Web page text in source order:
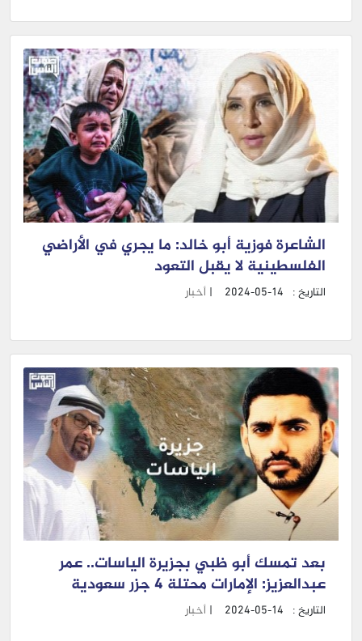
الشاعرة فوزية أبو خالد: ما يجري في الأراضي
الفلسطينية لا يقبل التعود
التاريخ : 2024-05-14
| أخبار
بعد تمسك أبو ظبي بجزيرة الياسات.. عمر
عبدالعزيز: الإمارات محتلة 4 جزر سعودية
التاريخ : 2024-05-14
| أخبار